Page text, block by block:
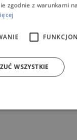
zgodnie z warunkami
WSZYSTKIE